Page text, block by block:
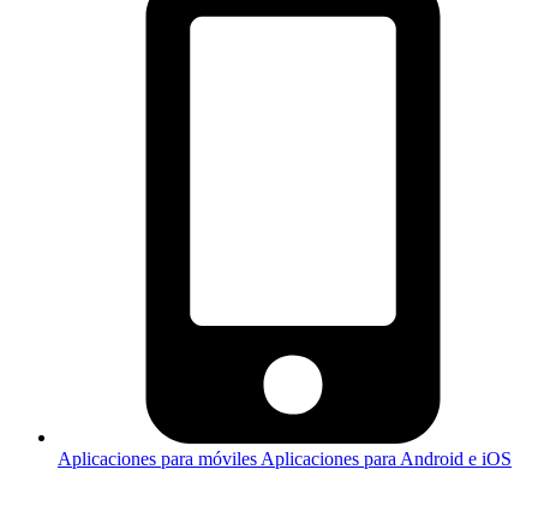
Aplicaciones para móviles Aplicaciones para Android e iOS